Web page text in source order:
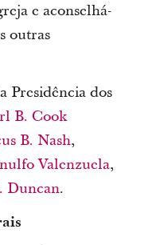
e aconselhá-
outras
Presidência dos
B. Cook
B. Nash,
Valenzuela,
Duncan.